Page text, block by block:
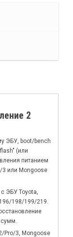
2
ЭБУ, boot/bench
(или
питанием
3 или Mongoose
ЭБУ Toyota,
198/199/219.
сумм.
Pro/3, Mongoose